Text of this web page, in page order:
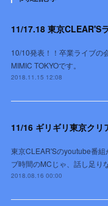
11/17.18 東京CLEAR'S
10/10発表！！卒業ライブの
MIMIC TOKYOです。
2018.11.15 12:08
11/16 ギリギリ東京クリ
東京CLEAR'Sのyoutube番
ブ時間のMCじゃ、話し足り
2018.08.16 00:00